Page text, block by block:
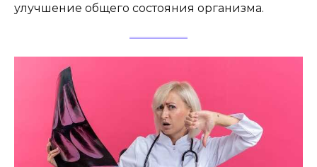
улучшение общего состояния организма.